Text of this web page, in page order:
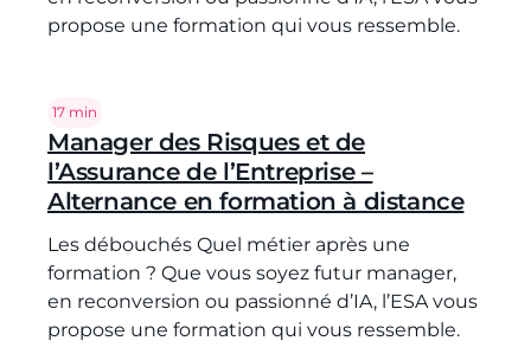
propose une formation qui vous ressemble.
Temps de lecture :
17 min
Manager des Risques et de
l’Assurance de l’Entreprise –
Alternance en formation à distance
Les débouchés Quel métier après une
formation ? Que vous soyez futur manager,
en reconversion ou passionné d’IA, l’ESA vous
propose une formation qui vous ressemble.